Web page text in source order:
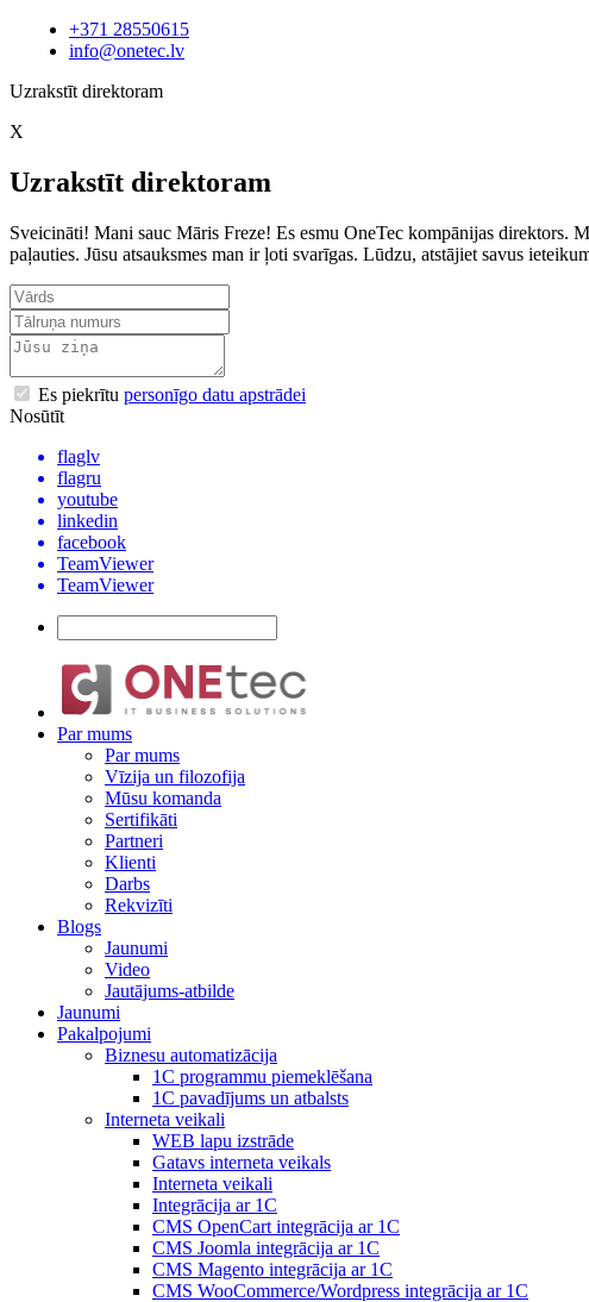
+371 28550615
info@onetec.lv
Uzrakstīt direktoram
X
Uzrakstīt direktoram
Sveicināti! Mani sauc Māris Freze! Es esmu OneTec kompānijas direktors.
paļauties. Jūsu atsauksmes man ir ļoti svarīgas. Lūdzu, atstājiet savus
Es piekrītu personīgo datu apstrādei
Nosūtīt
flaglv
flagru
youtube
linkedin
facebook
TeamViewer
TeamViewer
Par mums
Par mums
Vīzija un filozofija
Mūsu komanda
Sertifikāti
Partneri
Klienti
Darbs
Rekvizīti
Blogs
Jaunumi
Video
Jautājums-atbilde
Jaunumi
Pakalpojumi
Biznesu automatizācija
1С programmu piemeklēšana
1С pavadījums un atbalsts
Interneta veikali
WEB lapu izstrāde
Gatavs interneta veikals
Interneta veikali
Integrācija ar 1C
CMS OpenCart integrācija ar 1C
CMS Joomla integrācija ar 1C
CMS Magento integrācija ar 1C
CMS WooCommerce/Wordpress integrācija ar 1C